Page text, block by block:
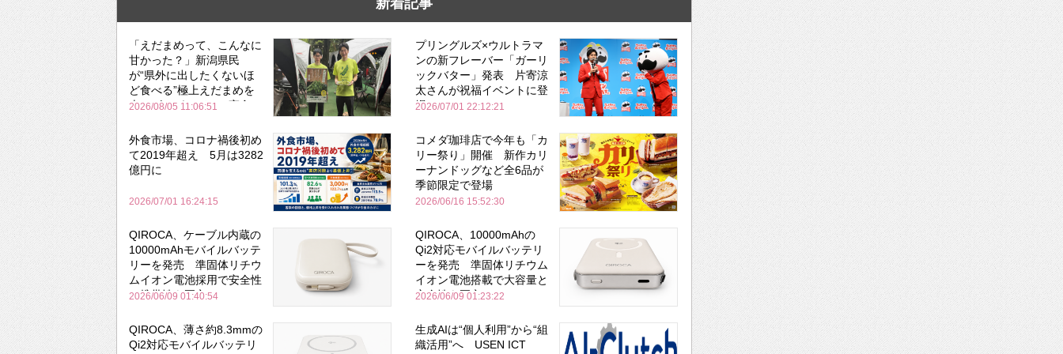
新着記事
「えだまめって、こんなに
甘かった？」新潟県民
が“県外に出したくないほ
ど食べる”極上えだまめを
森のビアガーデンで実食
2026/08/05 11:06:51
プリングルズ×ウルトラマ
ンの新フレーバー「ガーリ
ックバター」発表 片寄涼
太さんが祝福イベントに登
場
2026/07/01 22:12:21
外食市場、コロナ禍後初め
て2019年超え 5月は3282
億円に
2026/07/01 16:24:15
コメダ珈琲店で今年も「カ
リー祭り」開催 新作カリ
ーナンドッグなど全6品が
季節限定で登場
2026/06/16 15:52:30
QIROCA、ケーブル内蔵の
10000mAhモバイルバッテ
リーを発売 準固体リチウ
ムイオン電池採用で安全性
と携帯性を両立
2026/06/09 01:40:54
QIROCA、10000mAhの
Qi2対応モバイルバッテリ
ーを発売 準固体リチウム
イオン電池搭載で大容量と
安全性を両立
2026/06/09 01:23:22
QIROCA、薄さ約8.3mmの
Qi2対応モバイルバッテリ
生成AIは“個人利用”から“組
織活用”へ USEN ICT